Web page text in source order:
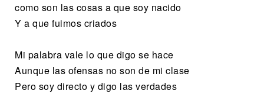
como son las cosas a que soy nacido
Y a que fuimos criados
Mi palabra vale lo que digo se hace
Aunque las ofensas no son de mi clase
Pero soy directo y digo las verdades